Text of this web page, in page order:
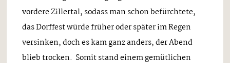
vordere Zillertal, sodass man schon befürchtete,
das Dorffest würde früher oder später im Regen
versinken, doch es kam ganz anders, der Abend
blieb trocken. Somit stand einem gemütlichen